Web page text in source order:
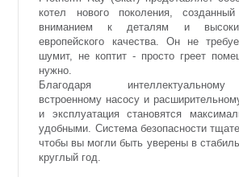
котел нового поколения,
вниманием к деталям и
европейского качества. Он не
шумит, не коптит - просто греет
нужно.
Благодаря
встроенному насосу и
и эксплуатация становятся
удобными. Система безопасности
чтобы вы могли быть уверены в
круглый год.